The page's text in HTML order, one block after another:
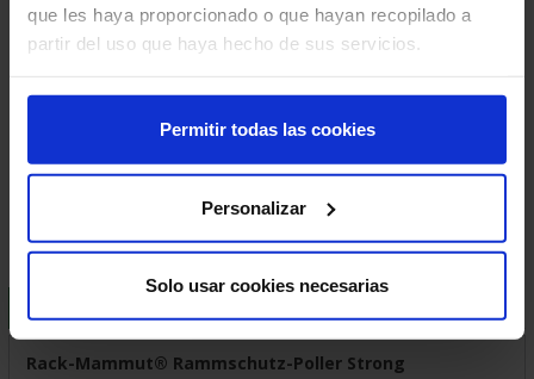
que les haya proporcionado o que hayan recopilado a
partir del uso que haya hecho de sus servicios.
Permitir todas las cookies
Personalizar
Solo usar cookies necesarias
INFORMATIONEN ANFRAGEN
Geschatzte Lieferfrist:2-3 Tage
Sichere Zahlung
Zufriedenheit garantiert
Rack-Mammut® Rammschutz-Poller Strong